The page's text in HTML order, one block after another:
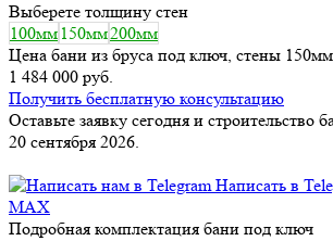
Выберете толщину стен
100мм 150мм200мм
Цена бани из бруса под ключ, стены 150мм
1 484 000 руб.
Получить бесплатную консультацию
Оставьте заявку сегодня и строительство
20 сентября 2026.
Написать в
MAX
Подробная комплектация бани под ключ